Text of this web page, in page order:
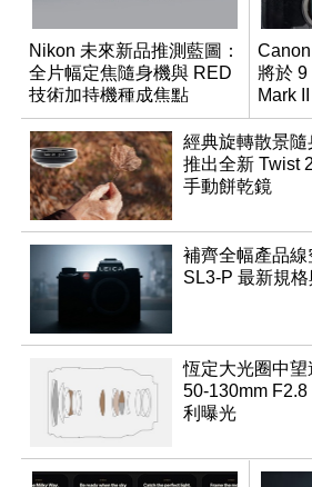
Nikon 未來新品推測藍圖：
全片幅定焦隨身機與 RED
技術加持機種成焦點
將於
Mark
推出
經典旋轉散景
推出全新 Twist
手動餅乾鏡
補齊全幅產品
SL3-P 最新規
恆定大光圈中望
50-130mm
利曝光